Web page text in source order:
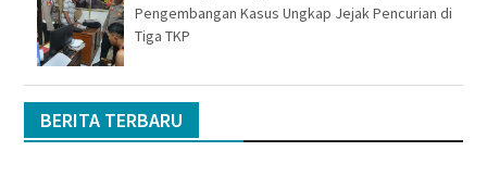
Pengembangan Kasus Ungkap Jejak Pencurian di
Tiga TKP
BERITA TERBARU